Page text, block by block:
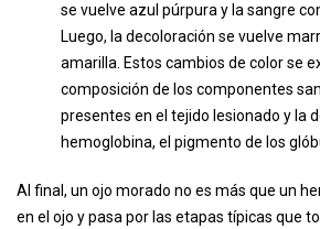
se vuelve azul púrpura y la sangre
Luego, la decoloración se vuelve
amarilla. Estos cambios de color se
composición de los componentes
presentes en el tejido lesionado y la
hemoglobina, el pigmento de los
Al final, un ojo morado no es más que un
en el ojo y pasa por las etapas típicas que